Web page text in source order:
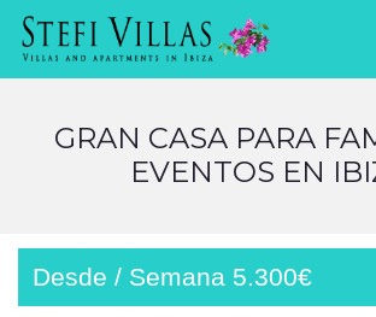
GRAN CASA PARA
EVENTOS EN
Desde / Semana 5.300€